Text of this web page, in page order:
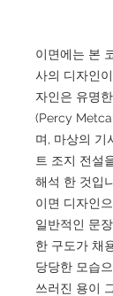
이면에는 본
사의 디자인
자인은 유명
(Percy
며, 마상의 기
트 조지 전설
해석 한 것입
이면 디자인
일반적인 문
한 구도가 채
당당한 모습
쓰러진 용이